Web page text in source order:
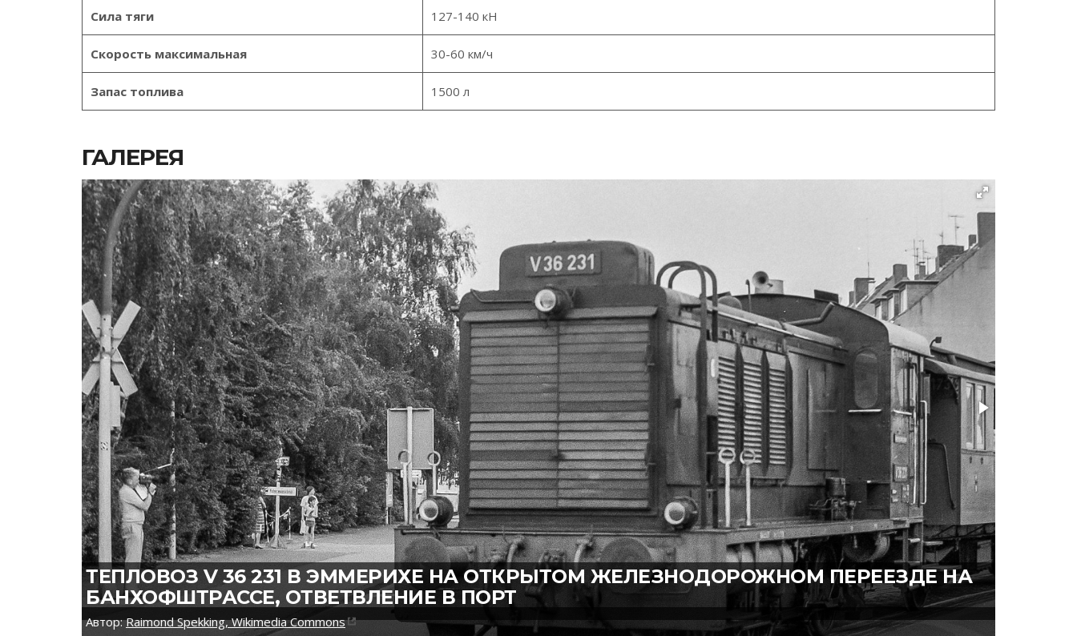
Сила тяги 127-140 кН
Скорость максимальная 30-60 км/ч
Запас топлива 1500 л
ГАЛЕРЕЯ
ТЕПЛОВОЗ V 36 231 В ЭММЕРИХЕ НА ОТКРЫТОМ ЖЕЛЕЗНОДОРОЖНОМ ПЕРЕЕЗДЕ НА
БАНХОФШТРАССЕ, ОТВЕТВЛЕНИЕ В ПОРТ
Автор:Raimond Spekking, Wikimedia Commons